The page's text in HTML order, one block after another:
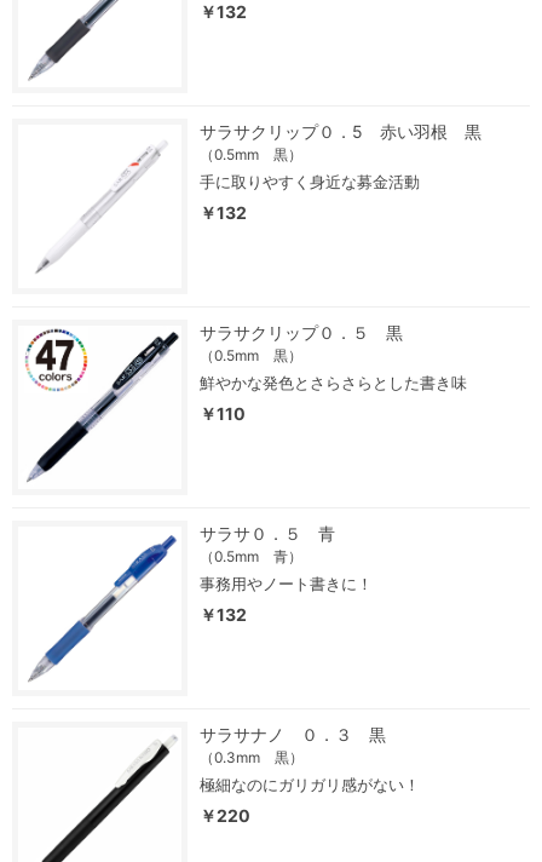
￥132
サラサクリップ０．5 赤い羽根 黒
（0.5mm 黒）
手に取りやすく身近な募金活動
￥132
サラサクリップ０．５ 黒
（0.5mm 黒）
鮮やかな発色とさらさらとした書き味
￥110
サラサ０．５ 青
（0.5mm 青）
事務用やノート書きに！
￥132
サラサナノ ０．３ 黒
（0.3mm 黒）
極細なのにガリガリ感がない！
￥220